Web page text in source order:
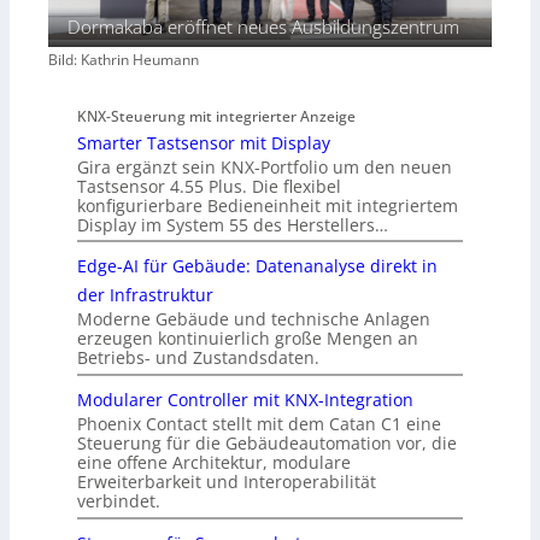
Dormakaba eröffnet neues Ausbildungszentrum
Bild: Kathrin Heumann
KNX-Steuerung mit integrierter Anzeige
Smarter Tastsensor mit Display
Gira ergänzt sein KNX-Portfolio um den neuen
Tastsensor 4.55 Plus. Die flexibel
konfigurierbare Bedieneinheit mit integriertem
Display im System 55 des Herstellers…
Edge-AI für Gebäude: Datenanalyse direkt in
der Infrastruktur
Moderne Gebäude und technische Anlagen
erzeugen kontinuierlich große Mengen an
Betriebs- und Zustandsdaten.
Modularer Controller mit KNX-Integration
Phoenix Contact stellt mit dem Catan C1 eine
Steuerung für die Gebäudeautomation vor, die
eine offene Architektur, modulare
Erweiterbarkeit und Interoperabilität
verbindet.